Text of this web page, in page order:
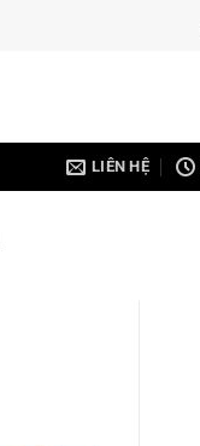
LIÊN HỆ